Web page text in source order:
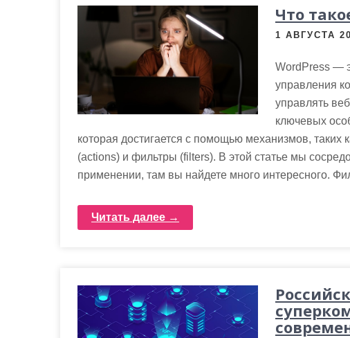
Что
1 АВГУСТА
WordPress —
управления
управлять
ключевых
которая достигается с помощью механизмов, таких
(actions) и фильтры (filters). В этой статье мы
применении, там вы найдете много интересного.
Читать далее →